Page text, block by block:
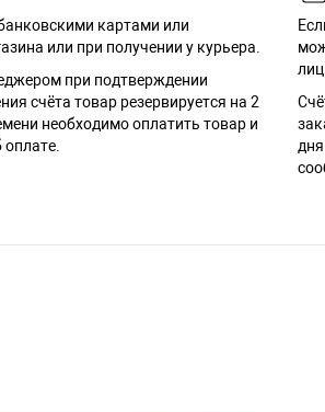
картами или
или при получении у курьера.
при подтверждении
счёта товар резервируется на 2
необходимо оплатить товар и
лиц.